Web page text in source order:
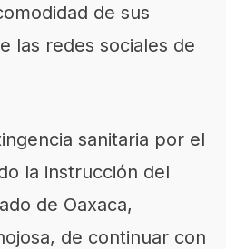
de sus
las redes sociales de
sanitaria por el
la instrucción del
de Oaxaca,
de continuar con